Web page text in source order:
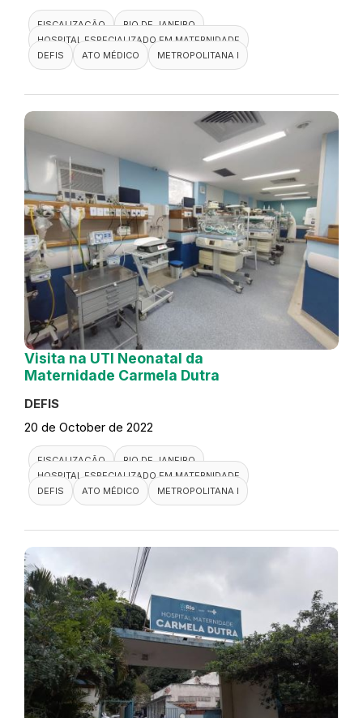
FISCALIZAÇÃO
RIO DE JANEIRO
HOSPITAL ESPECIALIZADO EM MATERNIDADE
DEFIS
ATO MÉDICO METROPOLITANA I
Visita na UTI Neonatal da
Maternidade Carmela Dutra
DEFIS
20 de October de 2022
FISCALIZAÇÃO
RIO DE JANEIRO
HOSPITAL ESPECIALIZADO EM MATERNIDADE
DEFIS
ATO MÉDICO METROPOLITANA I